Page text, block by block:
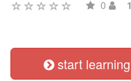
0
start learning